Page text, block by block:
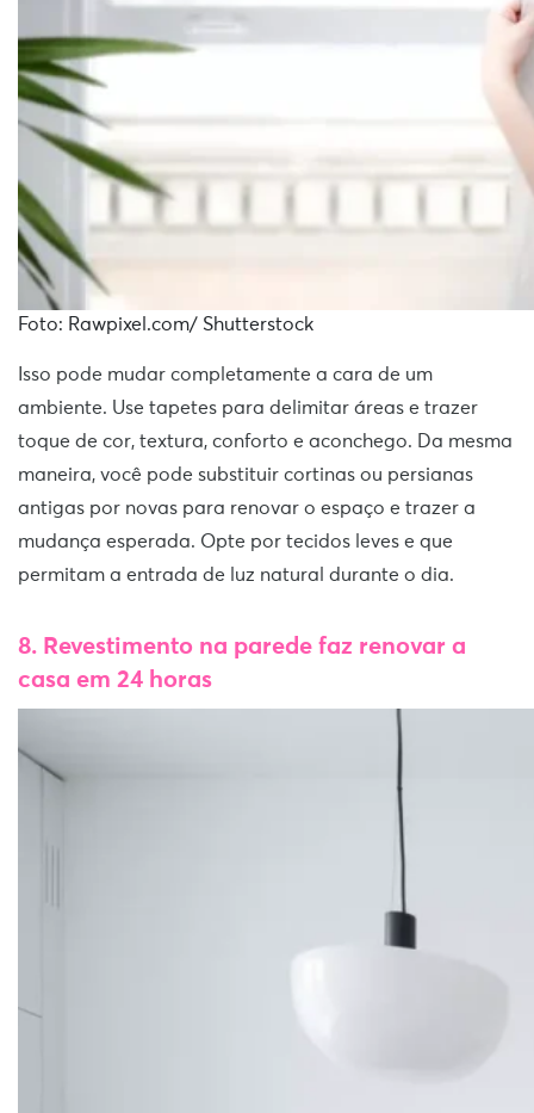
Foto: Rawpixel.com/ Shutterstock
Isso pode mudar completamente a cara de um
ambiente. Use tapetes para delimitar áreas e trazer
toque de cor, textura, conforto e aconchego. Da mesma
maneira, você pode substituir cortinas ou persianas
antigas por novas para renovar o espaço e trazer a
mudança esperada. Opte por tecidos leves e que
permitam a entrada de luz natural durante o dia.
8. Revestimento na parede faz renovar a
casa em 24 horas